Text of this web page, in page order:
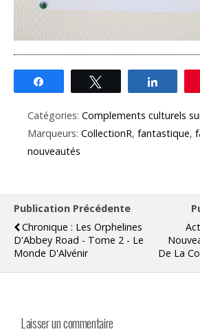
Catégories: Complements culturels
Marqueurs: CollectionR, fantastique,
nouveautés
Publication Précédente
Chronique : Les Orphelines
D'Abbey Road - Tome 2 - Le
Monde D'Alvénir
De La
Laisser un commentaire